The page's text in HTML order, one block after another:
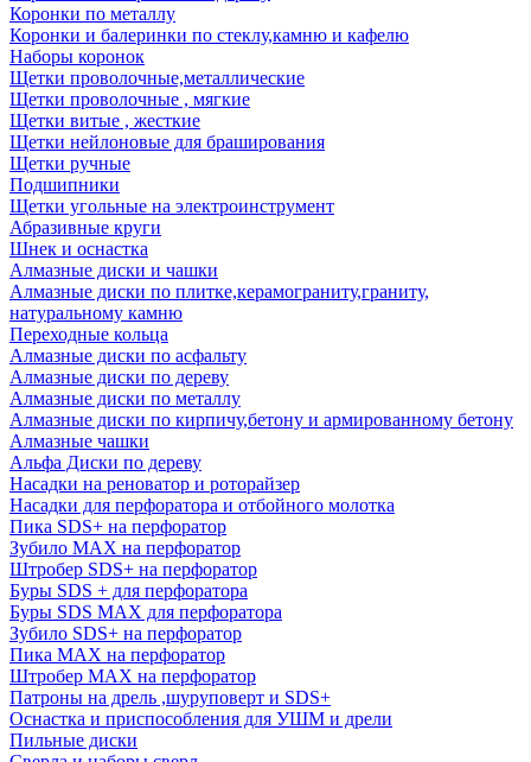
Коронки по металлу
Коронки и балеринки по стеклу,камню и кафелю
Наборы коронок
Щетки проволочные,металлические
Щетки проволочные , мягкие
Щетки витые , жесткие
Щетки нейлоновые для браширования
Щетки ручные
Подшипники
Щетки угольные на электроинструмент
Абразивные круги
Шнек и оснастка
Алмазные диски и чашки
Алмазные диски по плитке,керамограниту,граниту,
натуральному камню
Переходные кольца
Алмазные диски по асфальту
Алмазные диски по дереву
Алмазные диски по металлу
Алмазные диски по кирпичу,бетону и армированному бетону
Алмазные чашки
Альфа Диски по дереву
Насадки на реноватор и роторайзер
Насадки для перфоратора и отбойного молотка
Пика SDS+ на перфоратор
Зубило MAX на перфоратор
Штробер SDS+ на перфоратор
Буры SDS + для перфоратора
Буры SDS MAX для перфоратора
Зубило SDS+ на перфоратор
Пика MAX на перфоратор
Штробер MAX на перфоратор
Патроны на дрель ,шуруповерт и SDS+
Оснастка и приспособления для УШМ и дрели
Пильные диски